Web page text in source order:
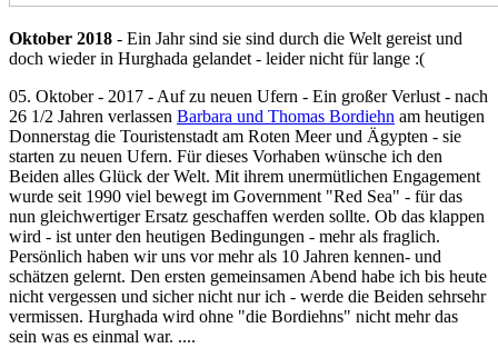
Oktober 2018 - Ein Jahr sind sie sind durch die Welt gereist und
doch wieder in Hurghada gelandet - leider nicht für lange :(
05. Oktober - 2017 - Auf zu neuen Ufern - Ein großer Verlust - nach
26 1/2 Jahren verlassen Barbara und Thomas Bordiehn am heutigen
Donnerstag die Touristenstadt am Roten Meer und Ägypten - sie
starten zu neuen Ufern. Für dieses Vorhaben wünsche ich den
Beiden alles Glück der Welt. Mit ihrem unermütlichen Engagement
wurde seit 1990 viel bewegt im Government "Red Sea" - für das
nun gleichwertiger Ersatz geschaffen werden sollte. Ob das klappen
wird - ist unter den heutigen Bedingungen - mehr als fraglich.
Persönlich haben wir uns vor mehr als 10 Jahren kennen- und
schätzen gelernt. Den ersten gemeinsamen Abend habe ich bis heute
nicht vergessen und sicher nicht nur ich - werde die Beiden sehrsehr
vermissen. Hurghada wird ohne "die Bordiehns" nicht mehr das
sein was es einmal war. ....